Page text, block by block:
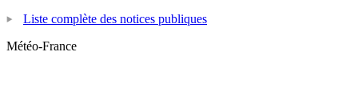
Liste complète des notices publiques
Météo-France